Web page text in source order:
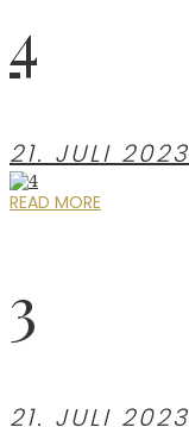
4
21. JULI 2023
READ MORE
3
21. JULI 2023